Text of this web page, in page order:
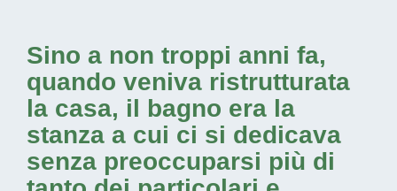
Sino a non troppi anni fa,
quando veniva ristrutturata
la casa, il bagno era la
stanza a cui ci si dedicava
senza preoccuparsi più di